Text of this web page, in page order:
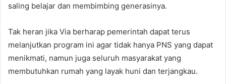
saling belajar dan membimbing generasinya.
Tak heran jika Via berharap pemerintah dapat terus
melanjutkan program ini agar tidak hanya PNS yang dapat
menikmati, namun juga seluruh masyarakat yang
membutuhkan rumah yang layak huni dan terjangkau.